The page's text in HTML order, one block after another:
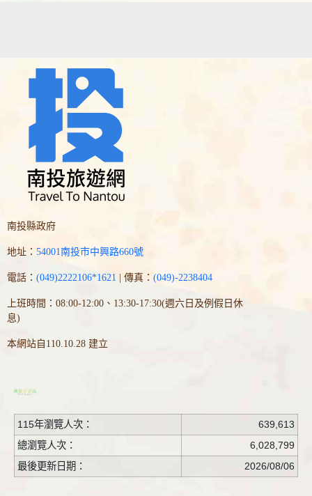
南投縣政府
地址： 54001南投市中興路660號
電話： (049)2222106*1621 | 傳真： (049)-2238404
上班時間：08:00-12:00、13:30-17:30(週六日及例假日休
息)
本網站自110.10.28 建立
115年瀏覽人次：
639,613
總瀏覽人次：
6,028,799
最後更新日期：
2026/08/06